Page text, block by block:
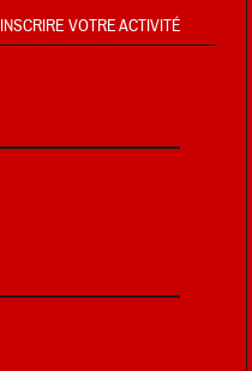
INSCRIRE VOTRE ACTIVITÉ